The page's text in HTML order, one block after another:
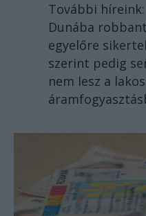
További
Dunába
egyelőre
szerint pedig
nem lesz a